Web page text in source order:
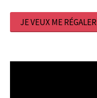
JE VEUX ME RÉGALER